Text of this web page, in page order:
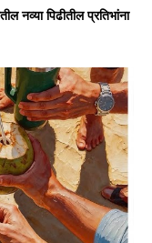
नव्या पिढीतील प्रतिभांना